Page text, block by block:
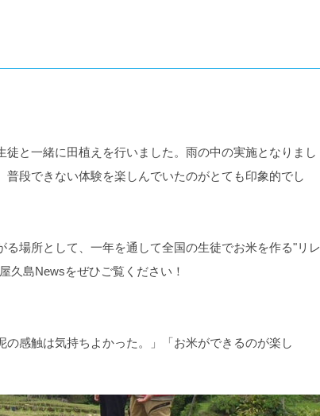
と一緒に田植えを行いました。雨の中の実施となりまし
段できない体験を楽しんでいたのがとても印象的でし
場所として、一年を通して全国の生徒でお米を作る"リレ
久島Newsをぜひご覧ください！
感触は気持ちよかった。」「お米ができるのが楽し